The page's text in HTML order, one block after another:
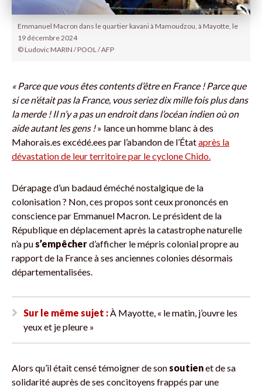
Emmanuel Macron dans le quartier kavani à Mamoudzou, à Mayotte, le
19 décembre 2024
© Ludovic MARIN / POOL / AFP
« Parce que vous êtes contents d’être en France ! Parce que
si ce n’était pas la France, vous seriez dix mille fois plus dans
la merde ! Il n’y a pas un endroit dans l’océan indien où on
aide autant les gens !» lance un homme blanc à des
Mahorais.es excédé.ees par l’abandon de l’Étataprès la
dévastation de leur territoire par le cyclone Chido.
Dérapage d’un badaud éméché nostalgique de la
colonisation ? Non, ces propos sont ceux prononcés en
conscience par Emmanuel Macron. Le président de la
République en déplacement après la catastrophe naturelle
n’a pu s’empêcherd’afficher le mépris colonial propre au
rapport de la France à ses anciennes colonies désormais
départementalisées.
Sur le même sujet : À Mayotte, « le matin, j’ouvre les
yeux et je pleure »
Alors qu’il était censé témoigner de son soutienet de sa
solidarité auprès de ses concitoyens frappés par une